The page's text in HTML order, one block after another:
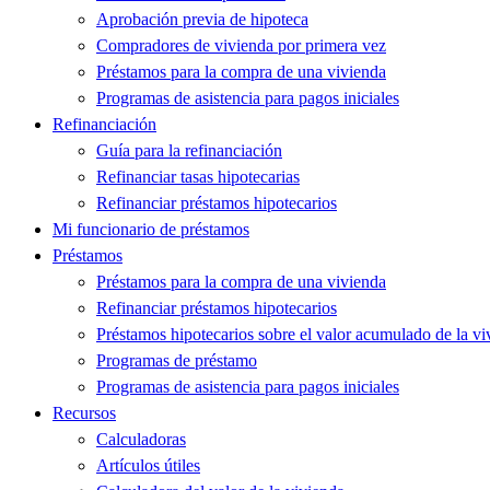
Aprobación previa de hipoteca
Compradores de vivienda por primera vez
Préstamos para la compra de una vivienda
Programas de asistencia para pagos iniciales
Refinanciación
Guía para la refinanciación
Refinanciar tasas hipotecarias
Refinanciar préstamos hipotecarios
Mi funcionario de préstamos
Préstamos
Préstamos para la compra de una vivienda
Refinanciar préstamos hipotecarios
Préstamos hipotecarios sobre el valor acumulado de la
Programas de préstamo
Programas de asistencia para pagos iniciales
Recursos
Calculadoras
Artículos útiles